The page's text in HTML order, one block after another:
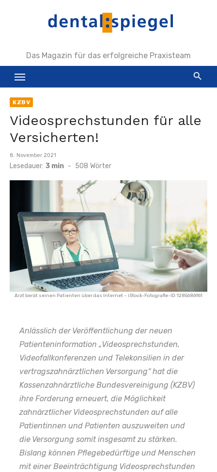
Das Magazin für das erfolgreiche Praxisteam
KZBV
Videosprechstunden für alle
Versicherten!
Veröffentlicht
am
8. November 2021
Lesedauer: 3 min - 508 Wörter
Arzt berät seinen Patienten über das Internet – iStock-Fotografie-ID:1285686961
Anlässlich der Veröffentlichung der neuen
Patienteninformation „Videosprechstunden,
Videofallkonferenzen und Telekonsilien in der
vertragszahnärztlichen Versorgung“hat die
Kassenzahnärztliche Bundesvereinigung (KZBV)
ihre Forderung erneuert, die Möglichkeit
zahnärztlicher Videosprechstunden aufalle
Patientinnen und Patienten auszuweiten und
die Versorgung somit insgesamt zu stärken.
Bislang können Pflegebedürftige und Menschen
mit einer Beeinträchtigung Videosprechstunden